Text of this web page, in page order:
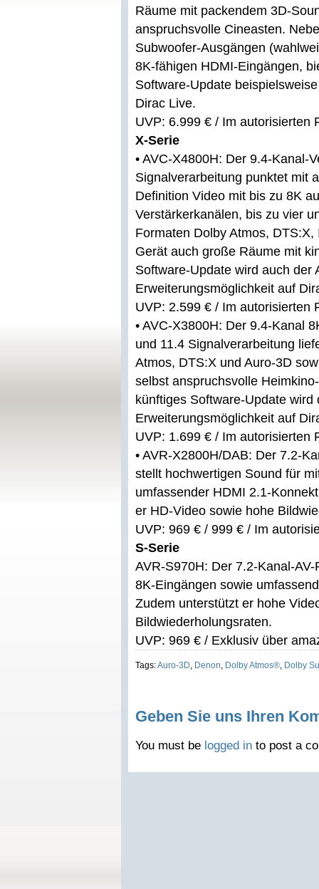
Räume mit packendem 3D-
anspruchsvolle Cineasten.
Subwoofer-Ausgängen
8K-fähigen HDMI-Eingängen,
Software-Update
Dirac Live.
UVP: 6.999 € / Im autorisierten
X-Serie
• AVC-X4800H: Der 9.4-Kanal-
Signalverarbeitung punktet mit
Definition Video mit bis zu 8K
Verstärkerkanälen, bis zu vier
Formaten Dolby Atmos,
Gerät auch große Räume mit
Software-Update wird auch der
Erweiterungsmöglichkeit auf
UVP: 2.599 € / Im autorisierten
• AVC-X3800H: Der 9.4-Kanal
und 11.4 Signalverarbeitung
Atmos, DTS:X und Auro-3D
selbst anspruchsvolle
künftiges Software-Update
Erweiterungsmöglichkeit auf
UVP: 1.699 € / Im autorisierten
• AVR-X2800H/DAB: Der 7.2-
stellt hochwertigen Sound für
umfassender HDMI 2.1-
er HD-Video sowie hohe
UVP: 969 € / 999 € / Im
S-Serie
AVR-S970H: Der 7.2-Kanal-
8K-Eingängen sowie
Zudem unterstützt er hohe
Bildwiederholungsraten.
UVP: 969 € / Exklusiv über
Tags:Auro-3D Denon Dolby Atmos® Dolby
Geben Sie uns Ihren
You must be logged in to post a